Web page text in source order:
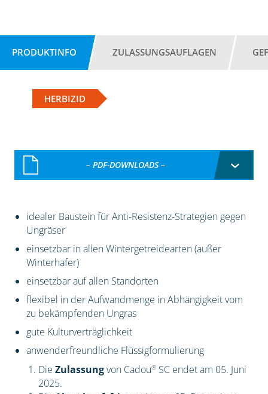
PRODUKTINFO ZULASSUNGSAUFLAGEN
HERBIZID
– PDF-DOWNLOADS –
idealer Baustein für Anti-Resistenz-Strategien gegen
Ungräser
einsetzbar in allen Wintergetreidearten (außer
Winterhafer)
einsetzbar auf allen Standorten
flexibel in der Aufwandmenge in Abhängigkeit vom
zu bekämpfenden Ungras
gute Kulturverträglichkeit
anwenderfreundliche Flüssigformulierung
Die Zulassungvon Cadou®SC endet am 05. Juni
2025.